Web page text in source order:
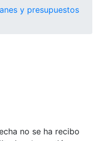
y presupuestos
no se ha recibo